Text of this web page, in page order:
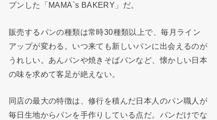
プンした「MAMA`s BAKERY」だ。
販売するパンの種類は常時30種類以上で、毎月ライン
アップが変わる。いつ来ても新しいパンに出会えるのが
うれしい。あんパンや焼きそばパンなど、懐かしい日本
の味を求めて客足が絶えない。
同店の最大の特徴は、修行を積んだ日本人のパン職人が
毎日生地からパンを手作りしている点だ。パンだけでな